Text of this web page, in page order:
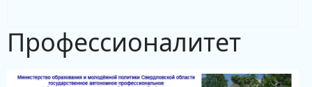
Профессионалитет